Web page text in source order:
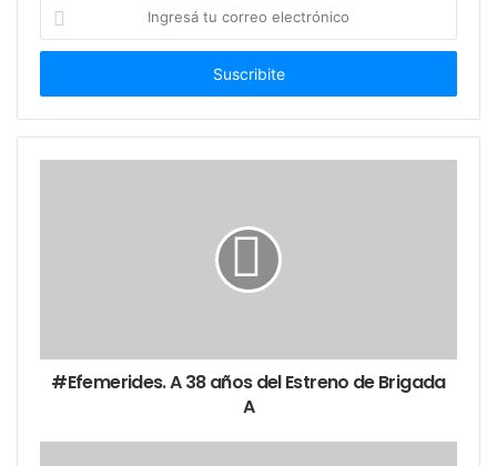
correo
#Efemerides. A 38 años del Estreno de Brigada
A